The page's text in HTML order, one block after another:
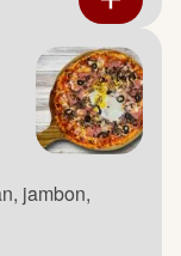
jambon,